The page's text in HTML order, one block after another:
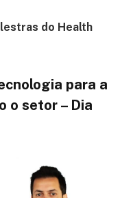
do Health
para a
o setor – Dia